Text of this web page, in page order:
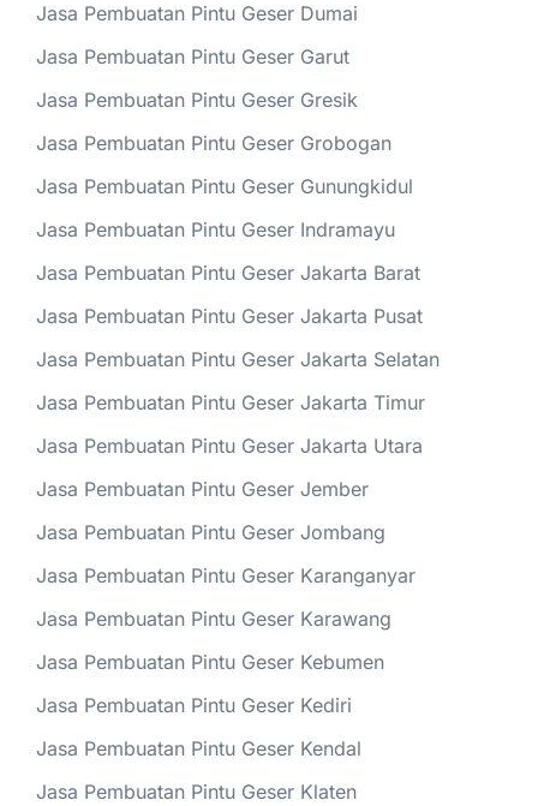
Jasa Pembuatan Pintu Geser Dumai
Jasa Pembuatan Pintu Geser Garut
Jasa Pembuatan Pintu Geser Gresik
Jasa Pembuatan Pintu Geser Grobogan
Jasa Pembuatan Pintu Geser Gunungkidul
Jasa Pembuatan Pintu Geser Indramayu
Jasa Pembuatan Pintu Geser Jakarta Barat
Jasa Pembuatan Pintu Geser Jakarta Pusat
Jasa Pembuatan Pintu Geser Jakarta Selatan
Jasa Pembuatan Pintu Geser Jakarta Timur
Jasa Pembuatan Pintu Geser Jakarta Utara
Jasa Pembuatan Pintu Geser Jember
Jasa Pembuatan Pintu Geser Jombang
Jasa Pembuatan Pintu Geser Karanganyar
Jasa Pembuatan Pintu Geser Karawang
Jasa Pembuatan Pintu Geser Kebumen
Jasa Pembuatan Pintu Geser Kediri
Jasa Pembuatan Pintu Geser Kendal
Jasa Pembuatan Pintu Geser Klaten